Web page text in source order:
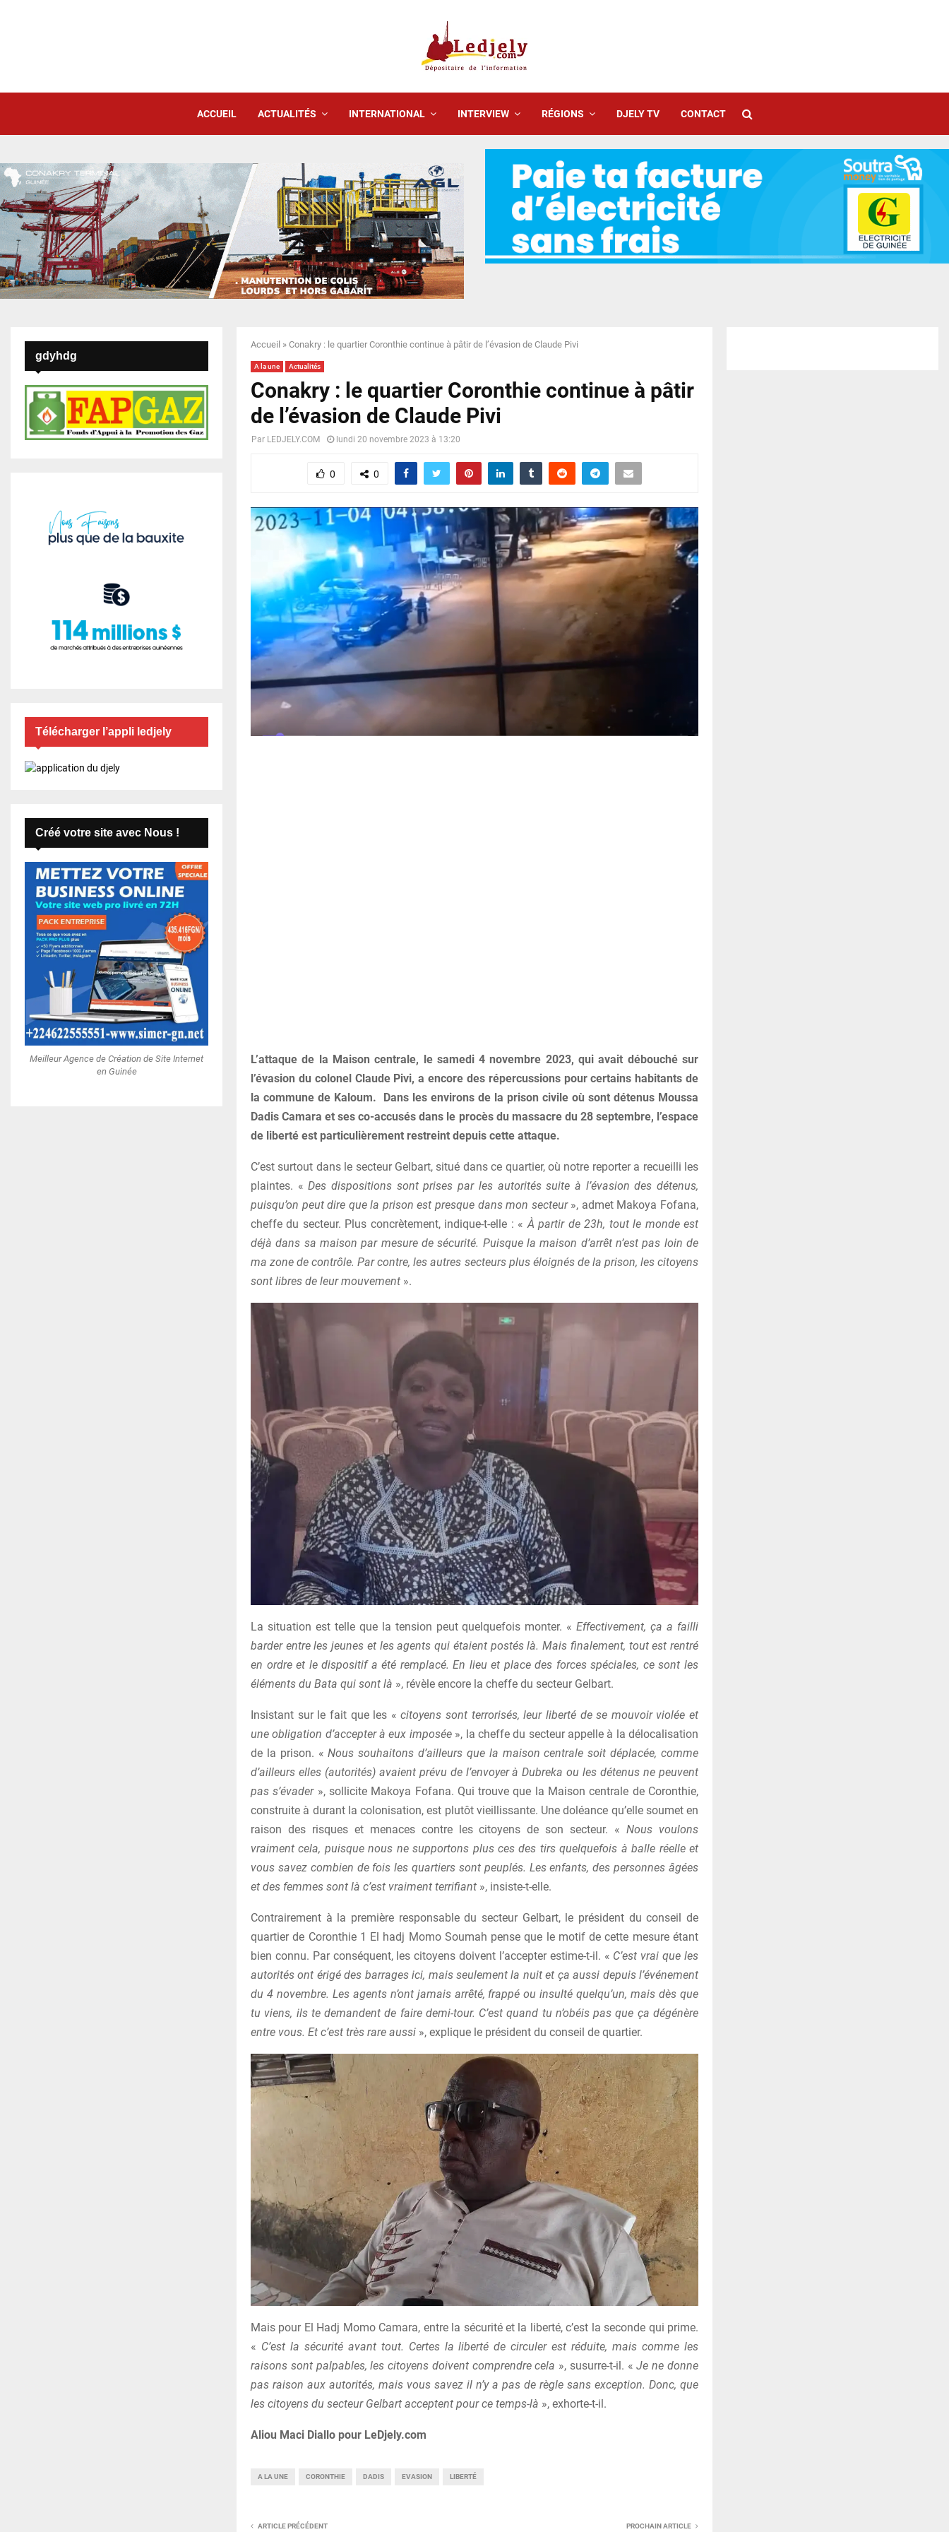
ACCUEIL ACTUALITÉS INTERNATIONAL INTERVIEW RÉGIONS DJELY TV CONTACT
Accueil » Conakry : le quartier Coronthie continue à pâtir de l’évasion de Claude Pivi
A la une Actualités
Conakry : le quartier Coronthie continue à pâtir
de l’évasion de Claude Pivi
Par LEDJELY.COM lundi 20 novembre 2023 à 13:20
0 0
L’attaque de la Maison centrale, le samedi 4 novembre 2023, qui avait débouché sur
l’évasion du colonel Claude Pivi, a encore des répercussions pour certains habitants de
la commune de Kaloum. Dans les environs de la prison civile où sont détenus Moussa
Dadis Camara et ses co-accusés dans le procès du massacre du 28 septembre, l’espace
de liberté est particulièrement restreint depuis cette attaque.
C’est surtout dans le secteur Gelbart, situé dans ce quartier, où notre reporter a recueilli les
plaintes. «Des dispositions sont prises par les autorités suite à l’évasion des détenus,
puisqu’on peut dire que la prison est presque dans mon secteur», admet Makoya Fofana,
cheffe du secteur. Plus concrètement, indique-t-elle : «À partir de 23h, tout le monde est
déjà dans sa maison par mesure de sécurité. Puisque la maison d’arrêt n’est pas loin de
ma zone de contrôle. Par contre, les autres secteurs plus éloignés de la prison, les citoyens
sont libres de leur mouvement ».
La situation est telle que la tension peut quelquefois monter. «Effectivement, ça a failli
barder entre les jeunes et les agents qui étaient postés là. Mais finalement, tout est rentré
en ordre et le dispositif a été remplacé. En lieu et place des forces spéciales, ce sont les
éléments du Bata qui sont là », révèle encore la cheffe du secteur Gelbart.
Insistant sur le fait que les «citoyens sont terrorisés, leur liberté de se mouvoir violée et
une obligation d’accepter à eux imposée», la cheffe du secteur appelle à la délocalisation
de la prison. «Nous souhaitons d’ailleurs que la maison centrale soit déplacée, comme
d’ailleurs elles (autorités) avaient prévu de l’envoyer à Dubreka ou les détenus ne peuvent
pas s’évader», sollicite Makoya Fofana. Qui trouve que la Maison centrale de Coronthie,
construite à durant la colonisation, est plutôt vieillissante. Une doléance qu’elle soumet en
raison des risques et menaces contre les citoyens de son secteur. «Nous voulons
vraiment cela, puisque nous ne supportons plus ces des tirs quelquefois à balle réelle et
vous savez combien de fois les quartiers sont peuplés. Les enfants, des personnes âgées
et des femmes sont là c’est vraiment terrifiant », insiste-t-elle.
Contrairement à la première responsable du secteur Gelbart, le président du conseil de
quartier de Coronthie 1 El hadj Momo Soumah pense que le motif de cette mesure étant
bien connu. Par conséquent, les citoyens doivent l’accepter estime-t-il. « C’est vrai que les
autorités ont érigé des barrages ici, mais seulement la nuit et ça aussi depuis l’événement
du 4 novembre. Les agents n’ont jamais arrêté, frappé ou insulté quelqu’un, mais dès que
tu viens, ils te demandent de faire demi-tour. C’est quand tu n’obéis pas que ça dégénère
entre vous. Et c’est très rare aussi », explique le président du conseil de quartier.
Mais pour El Hadj Momo Camara, entre la sécurité et la liberté, c’est la seconde qui prime.
« C’est la sécurité avant tout. Certes la liberté de circuler est réduite, mais comme les
raisons sont palpables, les citoyens doivent comprendre cela », susurre-t-il. «Je ne donne
pas raison aux autorités, mais vous savez il n’y a pas de règle sans exception. Donc, que
les citoyens du secteur Gelbart acceptent pour ce temps-là », exhorte-t-il.
Aliou Maci Diallo pour LeDjely.com
A LA UNE CORONTHIE DADIS EVASION LIBERTÉ
ARTICLE PRÉCÉDENT PROCHAIN ARTICLE
gdyhdg
Télécharger l’appli ledjely
Créé votre site avec Nous !
Meilleur Agence de Création de Site Internet
en Guinée